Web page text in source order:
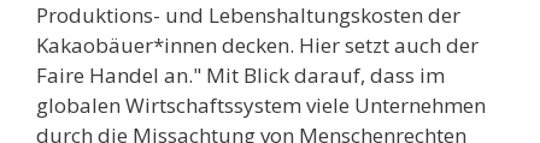
Produktions- und Lebenshaltungskosten der
Kakaobäuer*innen decken. Hier setzt auch der
Faire Handel an." Mit Blick darauf, dass im
globalen Wirtschaftssystem viele Unternehmen
durch die Missachtung von Menschenrechten